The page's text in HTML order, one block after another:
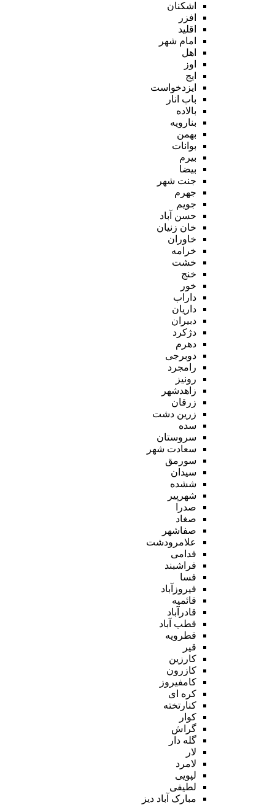
اشکنان
افزر
اقلید
امام شهر
اهل
اوز
ایج
ایزدخواست
باب انار
بالاده
بنارویه
بهمن
بوانات
بیرم
بیضا
جنت شهر
جهرم
جویم
حسن آباد
خان زنیان
خاوران
خرامه
خشت
خنج
خور
داراب
داریان
دبیران
دژکرد
دهرم
دوبرجی
رامجرد
رونیز
زاهدشهر
زرقان
زرین دشت
سده
سروستان
سعادت شهر
سورمق
سیدان
ششده
شهرپیر
صدرا
صغاد
صفاشهر
علامرودشت
فدامی
فراشبند
فسا
فیروزآباد
قائمیه
قادرآباد
قطب آباد
قطرویه
قیر
کارزین
کازرون
کامفیروز
کره ای
کنارتخته
کوار
گراش
گله دار
لار
لامرد
لپویی
لطیفی
مبارک آباد دیز